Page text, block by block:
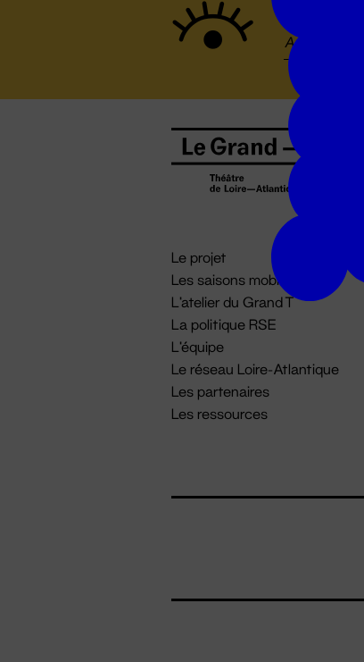
Le projet
Les saisons mobiles
L'atelier du Grand T
La politique RSE
L'équipe
Le réseau Loire-Atlantique
Les partenaires
Les ressources